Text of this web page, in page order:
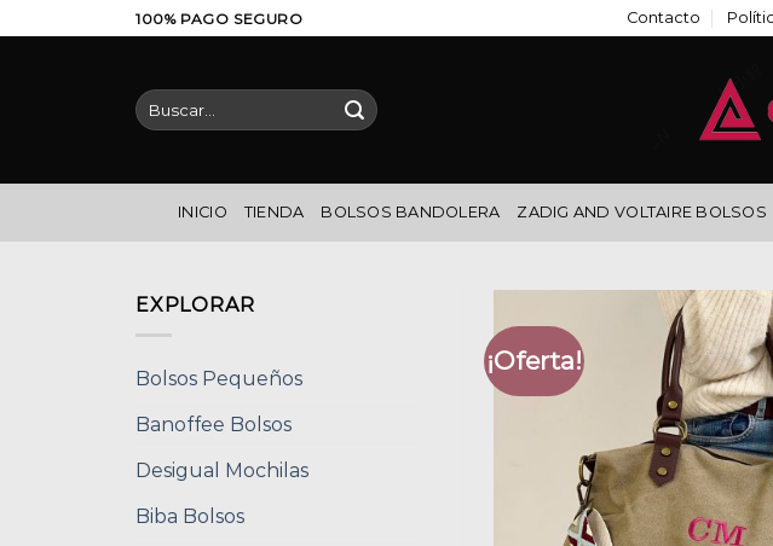
al
100% PAGO SEGURO Contacto
Buscar
por:
INICIO TIENDA BOLSOS BANDOLERA ZADIG AND VOLTAIRE BOLSOS
EXPLORAR
Bolsos Pequeños
Banoffee Bolsos
Desigual Mochilas
Biba Bolsos
¡Oferta!